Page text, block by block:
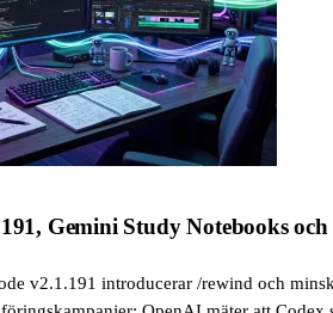
Gemini Study Notebooks
v2.1.191 introducerar /rewind och